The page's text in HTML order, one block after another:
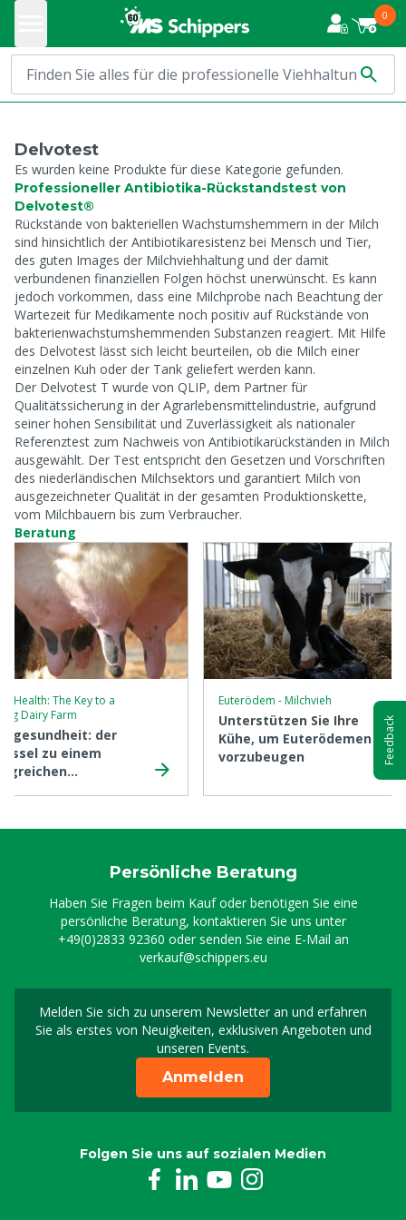
0
Delvotest
Es wurden keine Produkte für diese Kategorie gefunden.
Professioneller Antibiotika-Rückstandstest von
Delvotest®
Rückstände von bakteriellen Wachstumshemmern in der Milch
sind hinsichtlich der Antibiotikaresistenz bei Mensch und Tier,
des guten Images der Milchviehhaltung und der damit
verbundenen finanziellen Folgen höchst unerwünscht. Es kann
jedoch vorkommen, dass eine Milchprobe nach Beachtung der
Wartezeit für Medikamente noch positiv auf Rückstände von
bakterienwachstumshemmenden Substanzen reagiert. Mit Hilfe
des Delvotest lässt sich leicht beurteilen, ob die Milch einer
einzelnen Kuh oder der Tank geliefert werden kann.
Der Delvotest T wurde von QLIP, dem Partner für
Qualitätssicherung in der Agrarlebensmittelindustrie, aufgrund
seiner hohen Sensibilität und Zuverlässigkeit als nationaler
Referenztest zum Nachweis von Antibiotikarückständen in Milch
ausgewählt. Der Test entspricht den Gesetzen und Vorschriften
des niederländischen Milchsektors und garantiert Milch von
ausgezeichneter Qualität in der gesamten Produktionskette,
vom Milchbauern bis zum Verbraucher.
Beratung
Health: The Key to a
Dairy Farm
der
zu einem
Euterödem - Milchvieh
Unterstützen Sie Ihre
Kühe, um Euterödemen
vorzubeugen
Persönliche Beratung
Haben Sie Fragen beim Kauf oder benötigen Sie eine
persönliche Beratung, kontaktieren Sie uns unter
+49(0)2833 92360 oder senden Sie eine E-Mail an
verkauf@schippers.eu
Melden Sie sich zu unserem Newsletter an und erfahren
Sie als erstes von Neuigkeiten, exklusiven Angeboten und
unseren Events.
Melden Sie sich für
Anmelden
Folgen Sie uns auf sozialen Medien
Feedback